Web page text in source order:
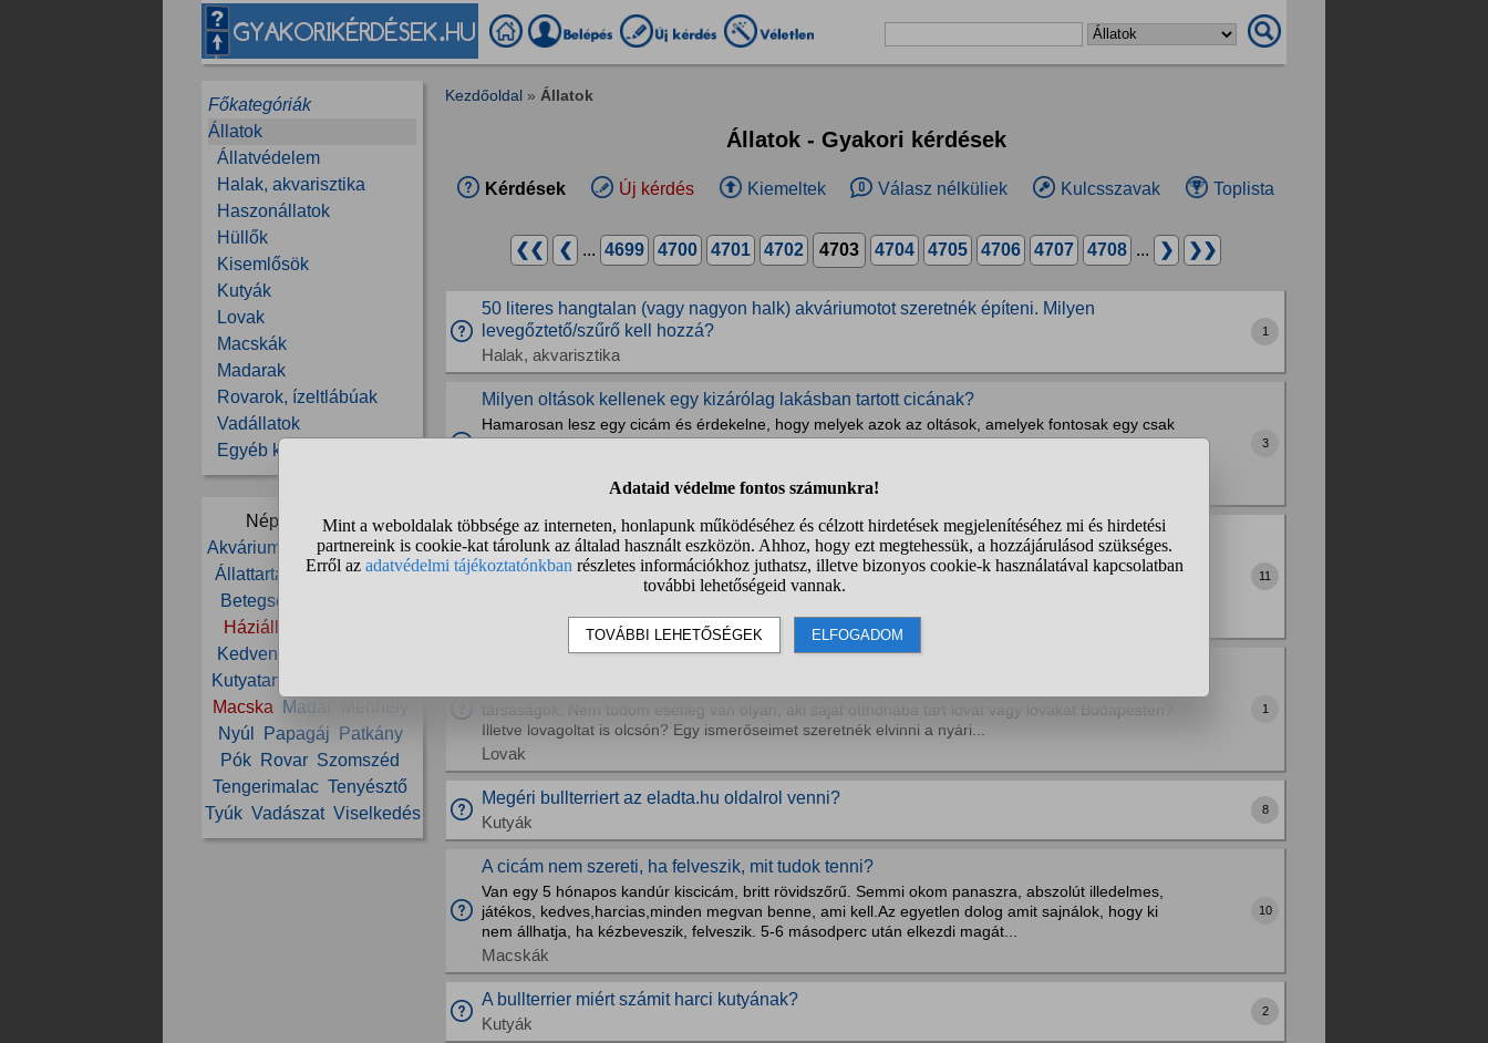
Főkategóriák
Állatok
Állatvédelem
Halak, akvarisztika
Haszonállatok
Hüllők
Kisemlősök
Kutyák
Lovak
Macskák
Madarak
Rovarok, ízeltlábúak
Vadállatok
Egyéb kérdések
Népszerű témák:
Akvárium
Állat Állatorvos
Állattartás
Állatvédelem
Betegség
Háziállat
Kedvenc
Kutyatartás
Macska
Madár
Nyúl
Papagáj
Patkány
Pók Rovar Szomszéd
Tengerimalac Tenyésztő
Tyúk Vadászat Viselkedés
Kezdőoldal » Állatok
Állatok - Gyakori kérdések
Kérdések Új kérdés Kiemeltek Válasz nélküliek Kulcsszavak Toplista
❮❮ ❮ ... 4699 4700 4701 4702 4703 4704 4705 4706 4707 4708 ... ❯ ❯❯
50 literes hangtalan (vagy nagyon halk) akváriumotot szeretnék építeni. Milyen
levegőztető/szűrő kell hozzá?
Halak, akvarisztika
1
Milyen oltások kellenek egy kizárólag lakásban tartott cicának?
Hamarosan lesz egy cicám és érdekelne, hogy melyek azok az oltások, amelyek fontosak egy csak
lakásban tartott cicának, akár el is pusztulhat nélküle a cica. Olvastam, de még nem állt össze a
3
Ha az eddig udvaron tartott kutyámat beengedném a házba mi történne?
Szóval azon gondolkozom hogy a kinti kutyámból kinti-benti legyen. Meg lehet tanítani
szobatisztaságra egy 2 éves nagytestű kutyát? Vagy lerombolna mindent? Mit gondoltok? (a
fürdetés/bolha meg minden irtás alap de az eddig is megvolt)
11
Illetve lovagoltat is olcsón? Egy ismerőseimet szeretnék elvinni a nyári...
Lovak
1
Megéri bullterriert az eladta.hu oldalrol venni?
Kutyák
8
A cicám nem szereti, ha felveszik, mit tudok tenni?
Van egy 5 hónapos kandúr kiscicám, britt rövidszőrű. Semmi okom panaszra, abszolút illedelmes,
játékos, kedves,harcias,minden megvan benne, ami kell.Az egyetlen dolog amit sajnálok, hogy ki
nem állhatja, ha kézbeveszik, felveszik. 5-6 másodperc után elkezdi magát...
Macskák
10
A bullterrier miért számit harci kutyának?
Kutyák
2